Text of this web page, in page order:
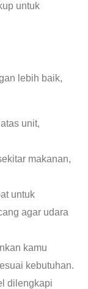
untuk
lebih baik,
unit,
makanan,
untuk
agar udara
kamu
kebutuhan.
dilengkapi